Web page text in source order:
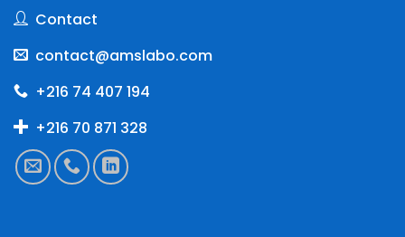
Contact
contact@amslabo.com
+216 74 407 194
+216 70 871 328